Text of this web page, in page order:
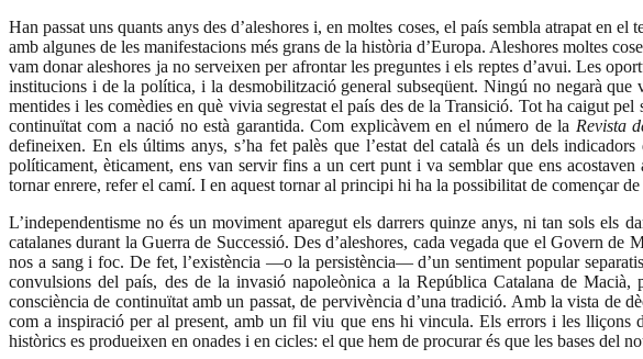
Han passat uns quants anys des d’aleshores i, en moltes coses, el país sembla atrapat en
amb algunes de les manifestacions més grans de la història d’Europa. Aleshores moltes
vam donar aleshores ja no serveixen per afrontar les preguntes i els reptes d’avui. Les
institucions i de la política, i la desmobilització general subseqüent. Ningú no negarà que
mentides i les comèdies en què vivia segrestat el país des de la Transició. Tot ha caigut
continuïtat com a nació no està garantida. Com explicàvem en el número de la Revista
defineixen. En els últims anys, s’ha fet palès que l’estat del català és un dels
políticament, èticament, ens van servir fins a un cert punt i va semblar que ens
tornar enrere, refer el camí. I en aquest tornar al principi hi ha la possibilitat de començar
L’independentisme no és un moviment aparegut els darrers quinze anys, ni tan sols els
catalanes durant la Guerra de Successió. Des d’aleshores, cada vegada que el Govern
nos a sang i foc. De fet, l’existència —o la persistència— d’un sentiment popular
convulsions del país, des de la invasió napoleònica a la República Catalana de
consciència de continuïtat amb un passat, de pervivència d’una tradició. Amb la vista de
com a inspiració per al present, amb un fil viu que ens hi vincula. Els errors i les lliçons
històrics es produeixen en onades i en cicles: el que hem de procurar és que les bases del